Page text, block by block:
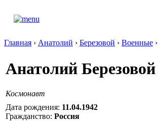
Главная › Анатолий › Березовой › Военные ›
Анатолий Березовой
Космонавт
Дата рождения: 11.04.1942
Гражданство: Россия